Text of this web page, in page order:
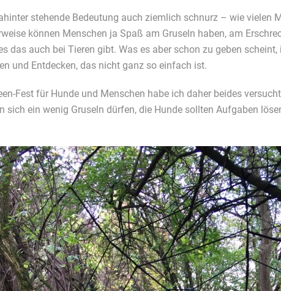
stehende Bedeutung auch ziemlich schnurz – wie vielen
können Menschen ja Spaß am Gruseln haben, am
das auch bei Tieren gibt. Was es aber schon zu geben
und Entdecken, das nicht ganz so einfach ist.
Fest für Hunde und Menschen habe ich daher beides
sich ein wenig Gruseln dürfen, die Hunde sollten Aufgaben